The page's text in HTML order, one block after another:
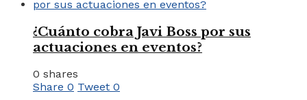
¿Cuánto cobra Javi Boss por sus
actuaciones en eventos?
0 shares
Share 0 Tweet 0